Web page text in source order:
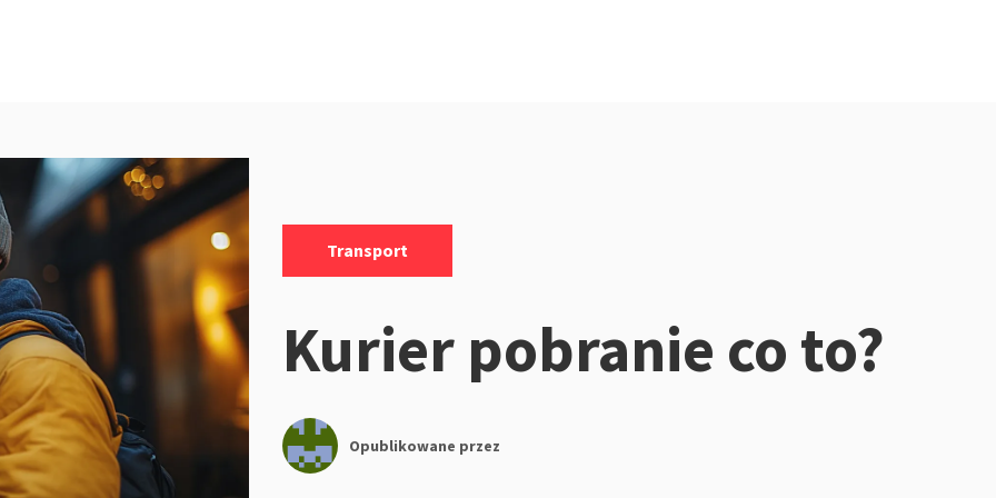
Transport
Kurier pobranie co to?
Opublikowane przez